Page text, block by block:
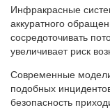
Инфракрасные
аккуратного
сосредоточивать
увеличивает риск
Современные
подобных
безопасность